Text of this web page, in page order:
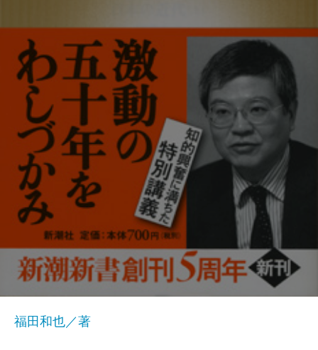
福田和也／著